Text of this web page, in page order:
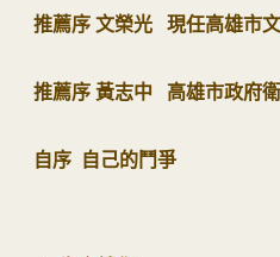
推薦序文榮光 現任高雄市
推薦序黃志中 高雄市政府
自序 自己的鬥爭